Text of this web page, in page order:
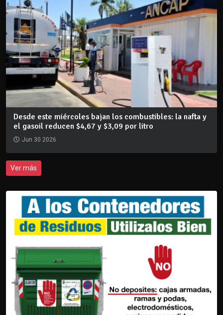
Desde este miércoles bajan los combustibles: la nafta y
el gasoil reducen $4,67 y $3,09 por litro
Jun 30 2026
Ver más